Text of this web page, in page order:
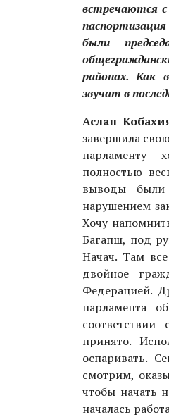
встречаются
были
районах. Как
звучат в
Аслан
завершила
парламенту –
полностью
выводы были
нарушением
Хочу
Багапш, под
Начач. Там
двойное
Федерацией.
парламента
принято.
оспаривать.
смотрим,
чтобы начать
началась